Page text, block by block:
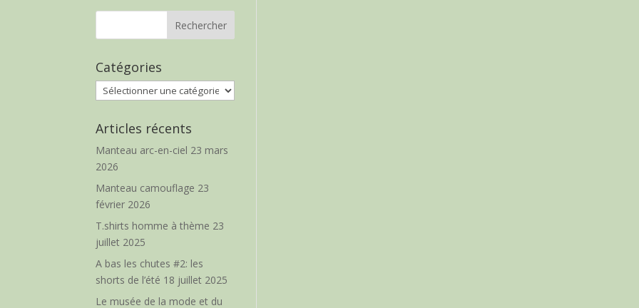
Catégories
Catégories
Articles récents
Manteau arc-en-ciel 23 mars
2026
Manteau camouflage 23
février 2026
T.shirts homme à thème 23
juillet 2025
A bas les chutes #2: les
shorts de l’été 18 juillet 2025
Le musée de la mode et du